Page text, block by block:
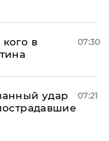
в
07:30
удар
07:21